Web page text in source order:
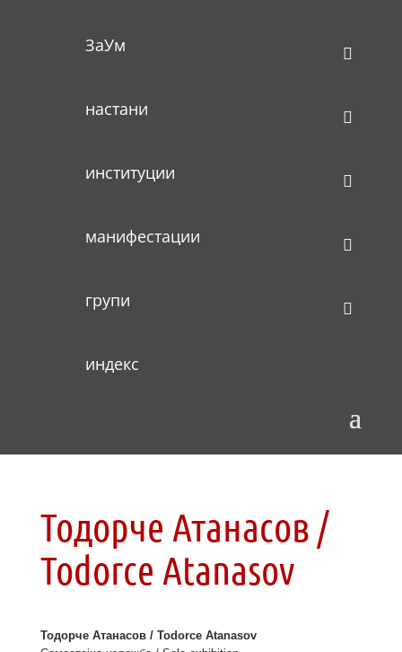
ЗаУм
настани
институции
манифестации
групи
индекс
Тодорче Атанасов /
Todorce Atanasov
Тодорче Атанасов / Todorce Atanasov